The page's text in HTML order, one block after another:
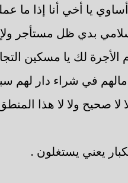
يا أخي أنا إذا ما
بدي ظل مستأجر
لك يا مسكين
مالهم في شراء دار لهم
لا صحيح ولا لا هذا
يعني يستغلون .